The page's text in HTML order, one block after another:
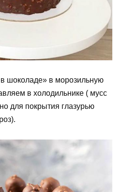
шоколаде» в морозильную
в холодильнике ( мусс
для покрытия глазурью